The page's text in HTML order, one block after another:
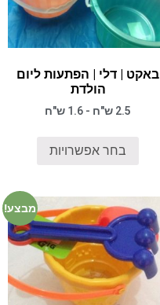
באקט | דלי | הפתעות ליום
הולדת
2.5 ש"ח - 1.6 ש"ח
בחר אפשרויות
מבצע!